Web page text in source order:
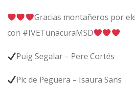
Gracias montañeros por
con #IVETunacuraMSD
Puig Segalar – Pere Cortés
Pic de Peguera – Isaura Sans